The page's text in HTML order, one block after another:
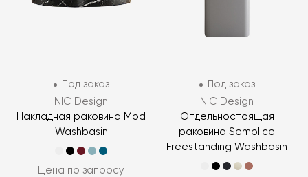
Под заказ
NIC Design
Накладная раковина Mod
Washbasin
Цена по запросу
Под заказ
NIC Design
Отдельностоящая
раковина Semplice
Freestanding Washbasin